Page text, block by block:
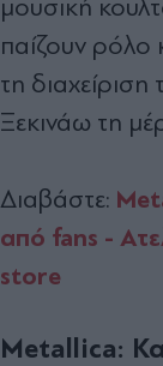
μουσική
παίζουν ρόλο
τη
Ξεκινάω τη
Διαβάστε:
από fans -
store
Metallica: